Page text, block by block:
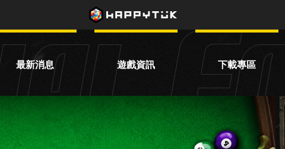
最新消息
活動公告
系統公告
遊戲資訊
遊戲資訊
下載專區
主程式下載